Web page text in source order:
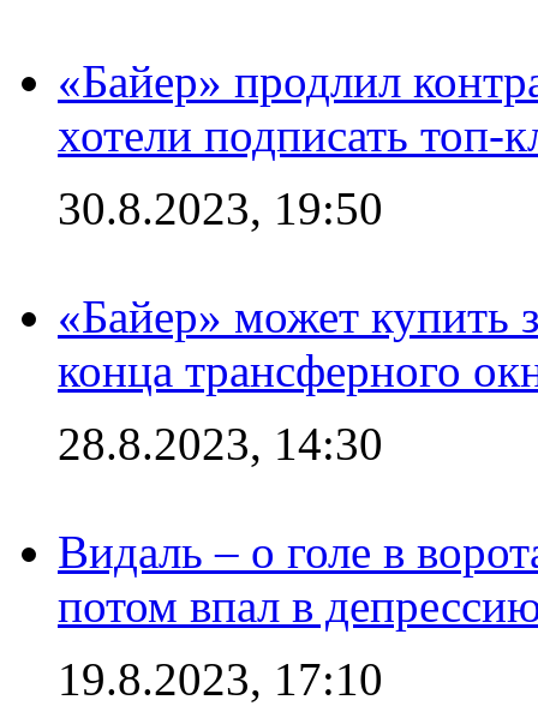
«Байер» продлил
хотели подписать
30.8.2023, 19:50
«Байер» может купить
конца трансферного
28.8.2023, 14:30
Видаль – о голе в
потом впал в
19.8.2023, 17:10